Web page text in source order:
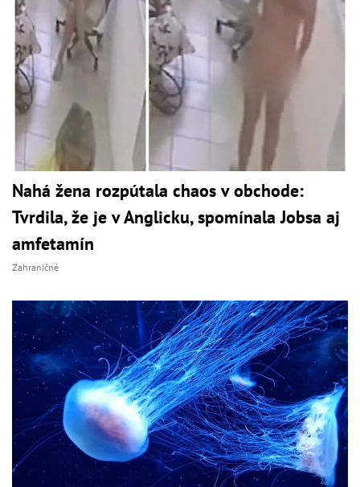
Nahá žena rozpútala chaos v obchode:
Tvrdila, že je v Anglicku, spomínala Jobsa aj
amfetamín
Zahraničné